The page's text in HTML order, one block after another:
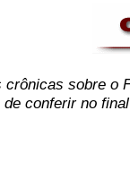
sobre o
conferir no